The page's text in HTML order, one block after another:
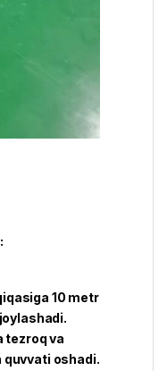
10 metr
tezroq va
quvvati oshadi.